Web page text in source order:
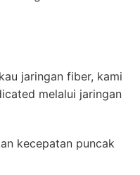
jaringan fiber, kami
melalui jaringan
kecepatan puncak